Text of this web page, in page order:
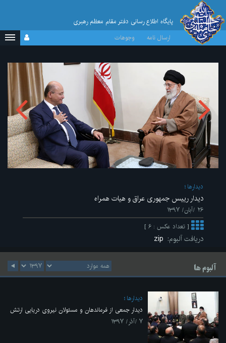
پایگاه اطلاع رسانی دفتر مقام معظم رهبری
ارسال نامه
وجوهات
ديدارها
دیدار رییس جمهوری عراق و هیات همراه
۲۶ /آبان/ ۱۳۹۷
[ تعداد عکس : ۶ ]
دریافت آلبوم:
آلبوم ها
ديدارها
دیدار جمعی از فرماندهان و مسئولان نیروی دریایی ارتش
۷ /آذر/ ۱۳۹۷